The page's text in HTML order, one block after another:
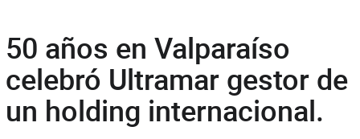
50 años en Valparaíso
celebró Ultramar gestor de
un holding internacional.